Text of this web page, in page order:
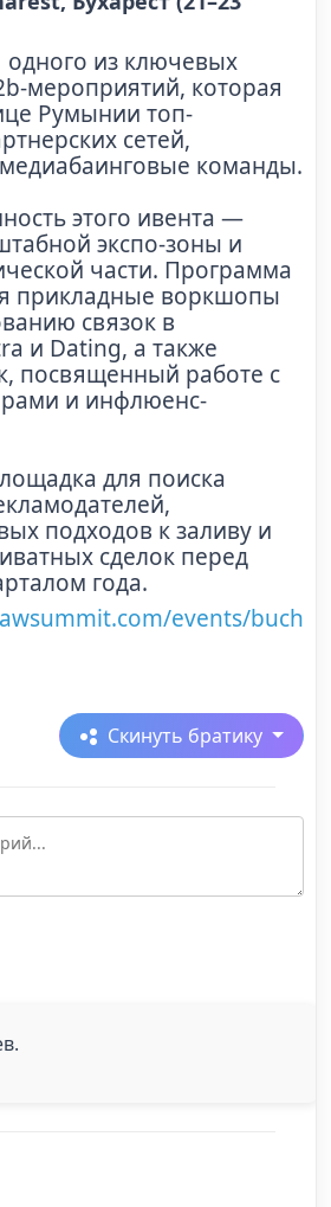
одного из ключевых
мероприятий, которая
Румынии топ-
сетей,
команды.
этого ивента —
экспо-зоны и
части. Программа
прикладные воркшопы
связок в
и Dating, а также
посвященный работе с
и инфлюенс-
для поиска
подходов к заливу и
сделок перед
года.
events/buch
Скинуть братику